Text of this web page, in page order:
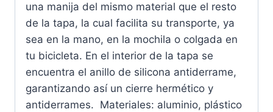
una manija del mismo material que el resto
de la tapa, la cual facilita su transporte, ya
sea en la mano, en la mochila o colgada en
tu bicicleta. En el interior de la tapa se
encuentra el anillo de silicona antiderrame,
garantizando así un cierre hermético y
antiderrames. Materiales: aluminio, plástico